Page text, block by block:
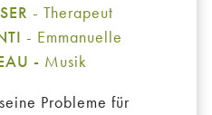
- Therapeut
- Emmanuelle
- Musik
Probleme für